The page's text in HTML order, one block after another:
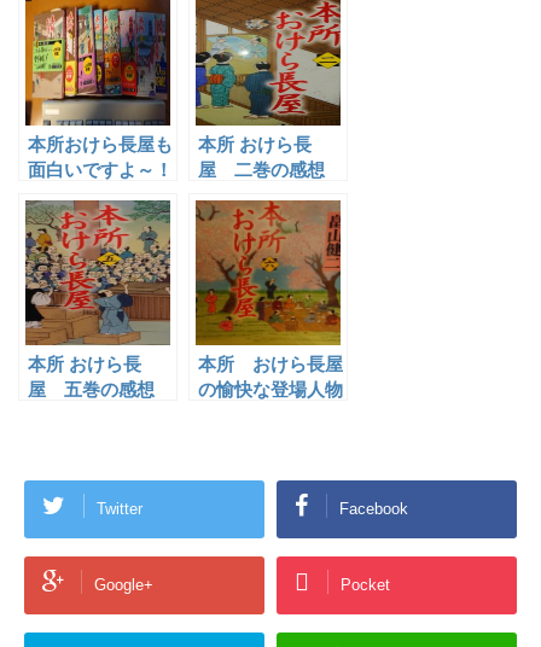
本所おけら長屋も
面白いですよ～！
本所 おけら長
屋 二巻の感想
本所 おけら長
屋 五巻の感想
本所 おけら長屋
の愉快な登場人物
Twitter Facebook
Google+ Pocket